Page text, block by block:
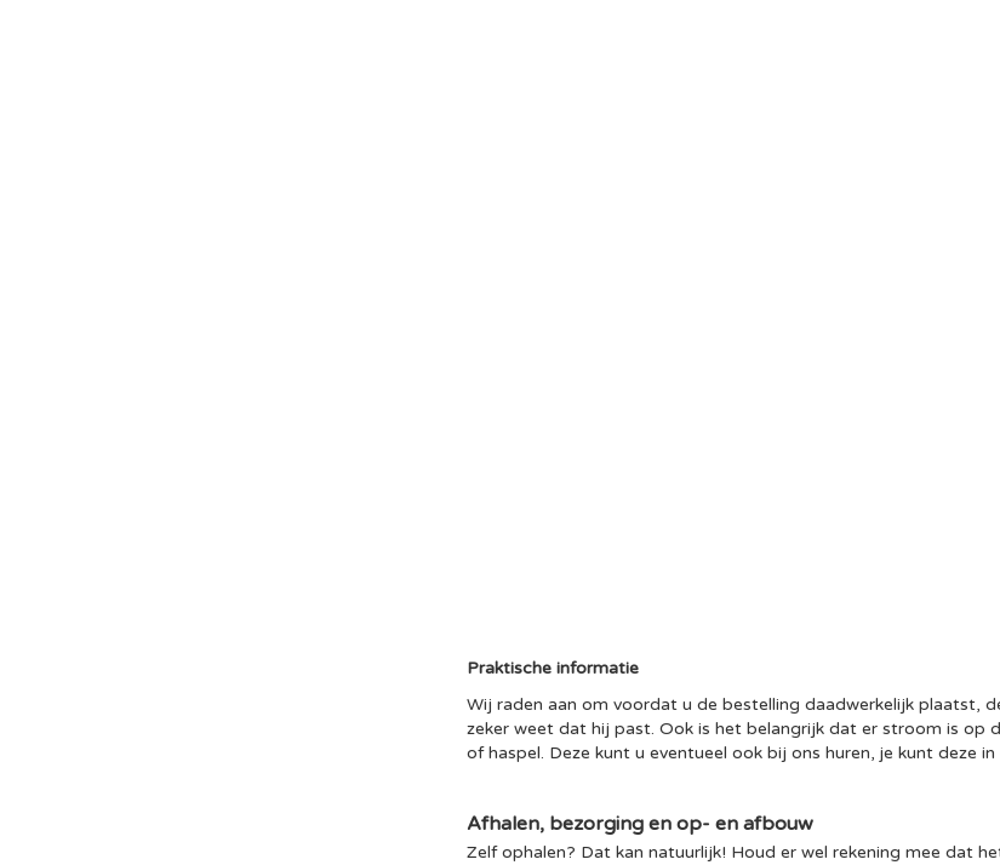
Praktische informatie
Wij raden aan om voordat u de bestelling daadwerkelijk plaatst,
zeker weet dat hij past. Ook is het belangrijk dat er stroom is op
of haspel. Deze kunt u eventueel ook bij ons huren, je kunt deze
Afhalen, bezorging en op- en afbouw
Zelf ophalen? Dat kan natuurlijk! Houd er wel rekening mee dat